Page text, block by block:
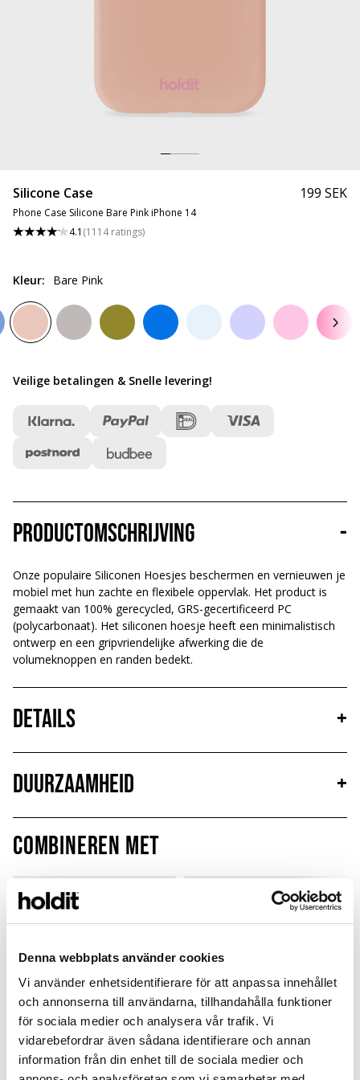
Denna webbplats använder cookies
Vi använder enhetsidentifierare för att anpassa innehållet
och annonserna till användarna, tillhandahålla funktioner
för sociala medier och analysera vår trafik. Vi
vidarebefordrar även sådana identifierare och annan
information från din enhet till de sociala medier och
Silicone Case
Phone Case Silicone Bare Pink iPhone 14
4.1 (1114 ratings)
199 SEK
Kleur: Bare Pink
Veilige betalingen & Snelle levering!
Productomschrijving -
Onze populaire Siliconen Hoesjes beschermen en vernieuwen je
mobiel met hun zachte en flexibele oppervlak. Het product is
gemaakt van 100% gerecycled, GRS-gecertificeerd PC
(polycarbonaat). Het siliconen hoesje heeft een minimalistisch
ontwerp en een gripvriendelijke afwerking die de
volumeknoppen en randen bedekt.
Details +
Duurzaamheid
+
Combineren met
MagSafe Fit